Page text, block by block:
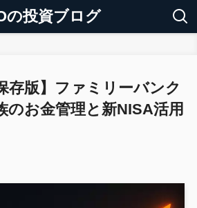
の投資ブログ
存版】ファミリーバンク
のお金管理と新NISA活用